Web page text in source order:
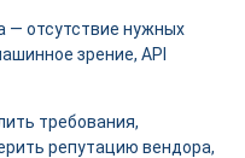
— отсутствие нужных
зрение, API
требования,
репутацию вендора,